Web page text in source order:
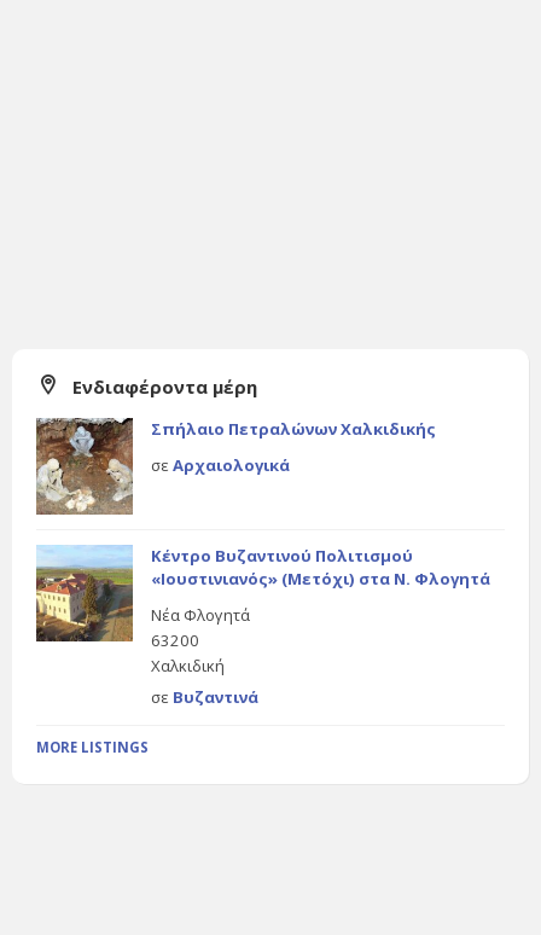
Ενδιαφέροντα μέρη
Σπήλαιο Πετραλώνων Χαλκιδικής
σε Αρχαιολογικά
Κέντρο Βυζαντινού Πολιτισμού
«Ιουστινιανός» (Μετόχι) στα Ν. Φλογητά
Νέα Φλογητά
63200
Χαλκιδική
σε Βυζαντινά
MORE LISTINGS